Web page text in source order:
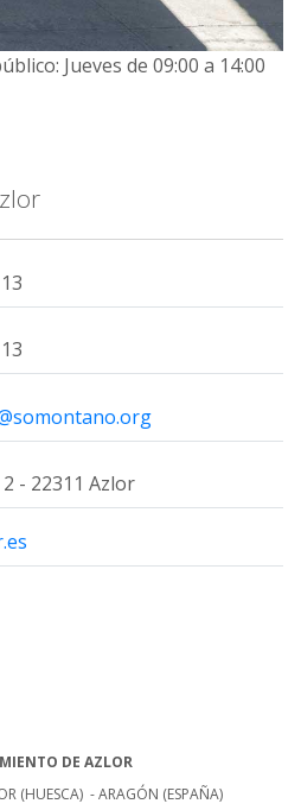
Jueves de 09:00 a 14:00
- 22311 Azlor
DE AZLOR
(HUESCA) - ARAGÓN (ESPAÑA)